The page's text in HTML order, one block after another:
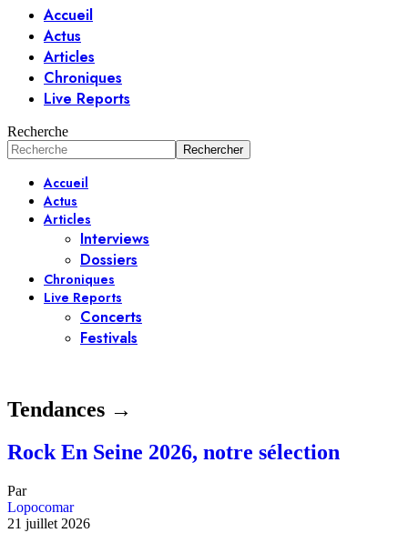
Accueil
Actus
Articles
Chroniques
Live Reports
Recherche
Accueil
Actus
Articles
Interviews
Dossiers
Chroniques
Live Reports
Concerts
Festivals
Tendances →
Rock En Seine 2026, notre sélection
Par
Lopocomar
21 juillet 2026